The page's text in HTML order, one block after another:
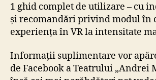
1 ghid complet de utilizare – cu
și recomandări privind modul în
experiența în VR la intensitate
Informații suplimentare vor
de Facebook a Teatrului „Andrei